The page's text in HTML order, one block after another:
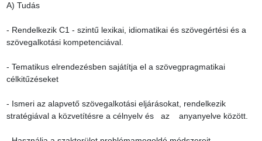
A) Tudás
- Rendelkezik C1 - szintű lexikai, idiomatikai és szövegértési és a
szövegalkotási kompetenciával.
- Tematikus elrendezésben sajátítja el a szövegpragmatikai
célkitűzéseket
- Ismeri az alapvető szövegalkotási eljárásokat, rendelkezik
stratégiával a közvetítésre a célnyelv és   az    anyanyelve között.